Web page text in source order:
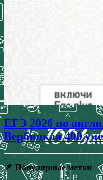
ЕГЭ 2026 по
Вербицкая 400
📌 Популярные метки